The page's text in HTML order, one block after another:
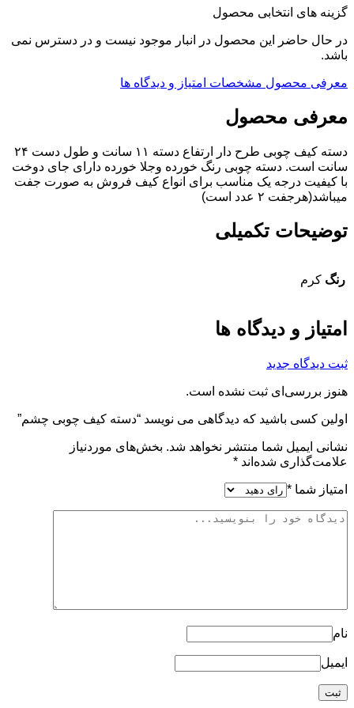
گزینه های انتخابی محصول
در حال حاضر این محصول در انبار موجود نیست و در دسترس نمی
باشد.
معرفی محصول مشخصات امتیاز و دیدگاه ها
معرفی محصول
دسته کیف چوبی طرح دار ارتفاع دسته ۱۱ سانت و طول دست ۲۴
سانت است. دسته چوبی رنگ خورده وجلا خورده دارای جای دوخت
با کیفیت درجه یک مناسب برای انواع کیف فروش به صورت جفت
میباشد(هرجفت ۲ عدد است)
توضیحات تکمیلی
رنگ کرم
امتیاز و دیدگاه ها
ثبت دیدگاه جدید
هنوز بررسی‌ای ثبت نشده است.
اولین کسی باشید که دیدگاهی می نویسد “دسته کیف چوبی چشم”
نشانی ایمیل شما منتشر نخواهد شد. بخش‌های موردنیاز
علامت‌گذاری شده‌اند *
امتیاز شما *
نام
ایمیل